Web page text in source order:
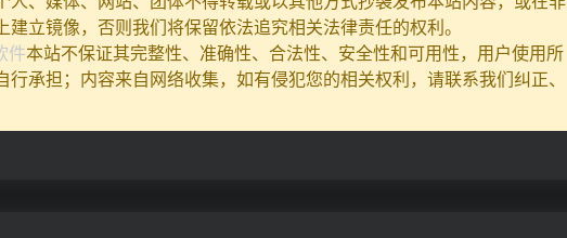
建立镜像，否则我们将保留依法追究相关法律责任的权利。
件本站不保证其完整性、准确性、合法性、安全性和可用性，用户使用所
行承担；内容来自网络收集，如有侵犯您的相关权利，请联系我们纠正、